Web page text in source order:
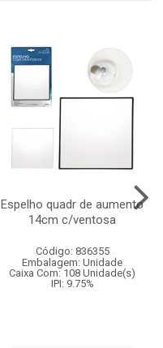
Espelho quadr de aumento
14cm c/ventosa
Código: 836355
Embalagem: Unidade
Caixa Com: 108 Unidade(s)
IPI: 9.75%